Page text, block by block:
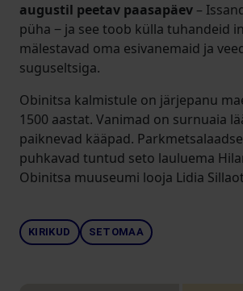
augustil peetav paasapäev –
püha ‒ ja see toob külla tuhandeid
mälestavad oma esivanemaid ja
suguseltsiga.
Obinitsa kalmistule on järjepanu
1500 aastat. Vanimad on surnuaia
paiknevad kääpad.
puhkavad tuntud seto lauluema
Obinitsa muuseumi looja Lidia
KIRIKUD SETOMAA